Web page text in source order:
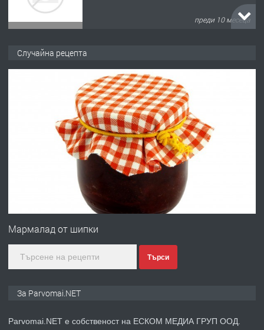
преди 10 месеца
Работа за общи работници
Първи поход "По стъпките на Ангел
Случайна рецепта
Мармалад от шипки
Търси
За Parvomai.NET
Parvomai.NET е собственост на ЕСКОМ МЕДИА ГРУП ООД.